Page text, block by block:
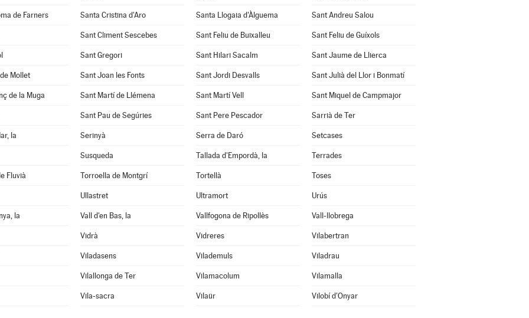
de Farners Santa Cristina d'Aro Santa Llogaia d'Àlguema Sant Andreu Salou
Sant Climent Sescebes Sant Feliu de Buixalleu Sant Feliu de Guíxols
Sant Gregori Sant Hilari Sacalm Sant Jaume de Llierca
Mollet Sant Joan les Fonts Sant Jordi Desvalls Sant Julià del Llor i Bonmatí
de la Muga Sant Martí de Llémena Sant Martí Vell Sant Miquel de Campmajor
Sant Pau de Segúries Sant Pere Pescador Sarrià de Ter
la Serinyà Serra de Daró Setcases
Susqueda Tallada d'Empordà, la Terrades
Fluvià Torroella de Montgrí Tortellà Toses
Ullastret Ultramort Urús
la Vall d'en Bas, la Vallfogona de Ripollès Vall-llobrega
Vidrà Vidreres Vilabertran
Viladasens Vilademuls Viladrau
Vilallonga de Ter Vilamacolum Vilamalla
Vila-sacra Vilaür Vilobí d'Onyar